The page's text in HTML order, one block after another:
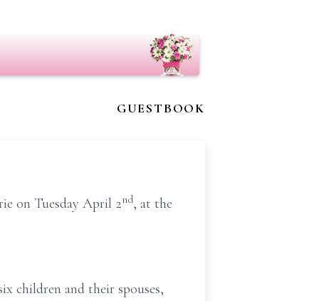
GUESTBOOK
on Tuesday April 2nd, at the
children and their spouses,